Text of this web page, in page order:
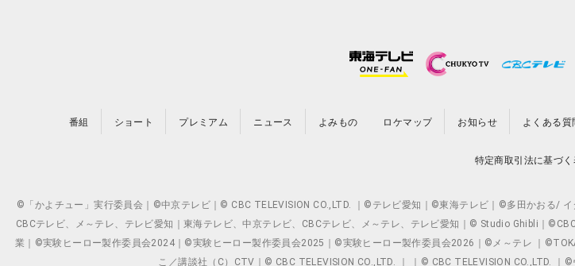
番組 ショート プレミアム ニュース よみもの ロケマップ お知らせ よくある質
特定商取引法に基づく
©「かよチュー」実行委員会｜©中京テレビ｜© CBC TELEVISION CO.,LTD. ｜©テレビ愛知｜©東海テレビ｜©多田かおる/
CBCテレビ、メ～テレ、テレビ愛知｜東海テレビ、中京テレビ、CBCテレビ、メ～テレ、テレビ愛知｜© Studio Ghibli｜
業｜©実験ヒーロー製作委員会2024｜©実験ヒーロー製作委員会2025｜©実験ヒーロー製作委員会2026｜©メ～テレ ｜
こ／講談社（C）CTV｜© CBC TELEVISION CO.,LTD. ｜ ｜© CBC TELEVISION CO.,LTD.